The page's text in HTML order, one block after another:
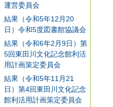
運営委員会
結果（令和5年12月20
日）令和5度図書館協議会
結果（令和6年2月9日）第
5回東田川文化記念館利活
用計画策定委員会
結果（令和5年11月21
日）第4回東田川文化記念
館利活用計画策定委員会